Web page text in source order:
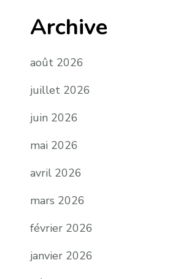
Archive
août 2026
juillet 2026
juin 2026
mai 2026
avril 2026
mars 2026
février 2026
janvier 2026